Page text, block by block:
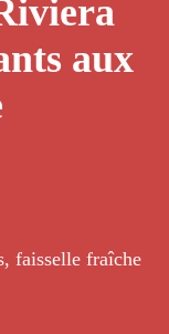
aux
faisselle fraîche